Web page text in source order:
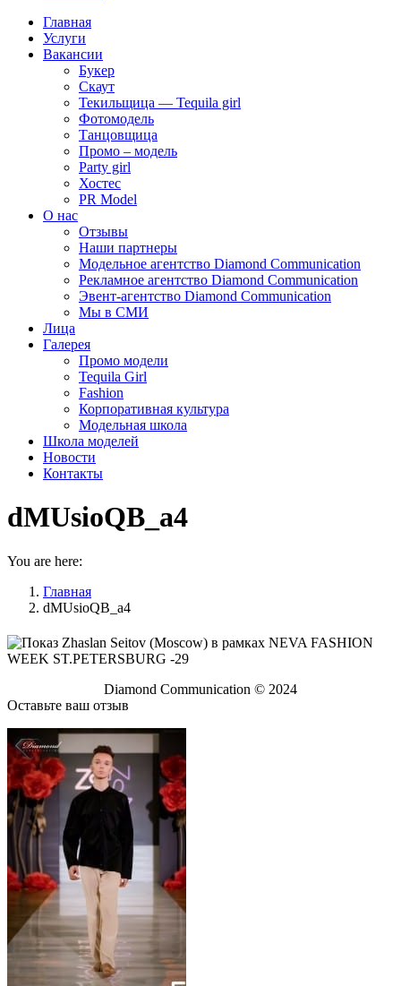
Главная
Услуги
Вакансии
Букер
Скаут
Текильщица — Tequila girl
Фотомодель
Танцовщица
Промо – модель
Party girl
Хостес
PR Model
О нас
Отзывы
Наши партнеры
Модельное агентство Diamond Communication
Рекламное агентство Diamond Communication
Эвент-агентство Diamond Communication
Мы в СМИ
Лица
Галерея
Промо модели
Tequila Girl
Fashion
Корпоративная культура
Модельная школа
Школа моделей
Новости
Контакты
dMUsioQB_a4
You are here:
Главная
dMUsioQB_a4
Diamond Communication © 2024
Оставьте ваш отзыв